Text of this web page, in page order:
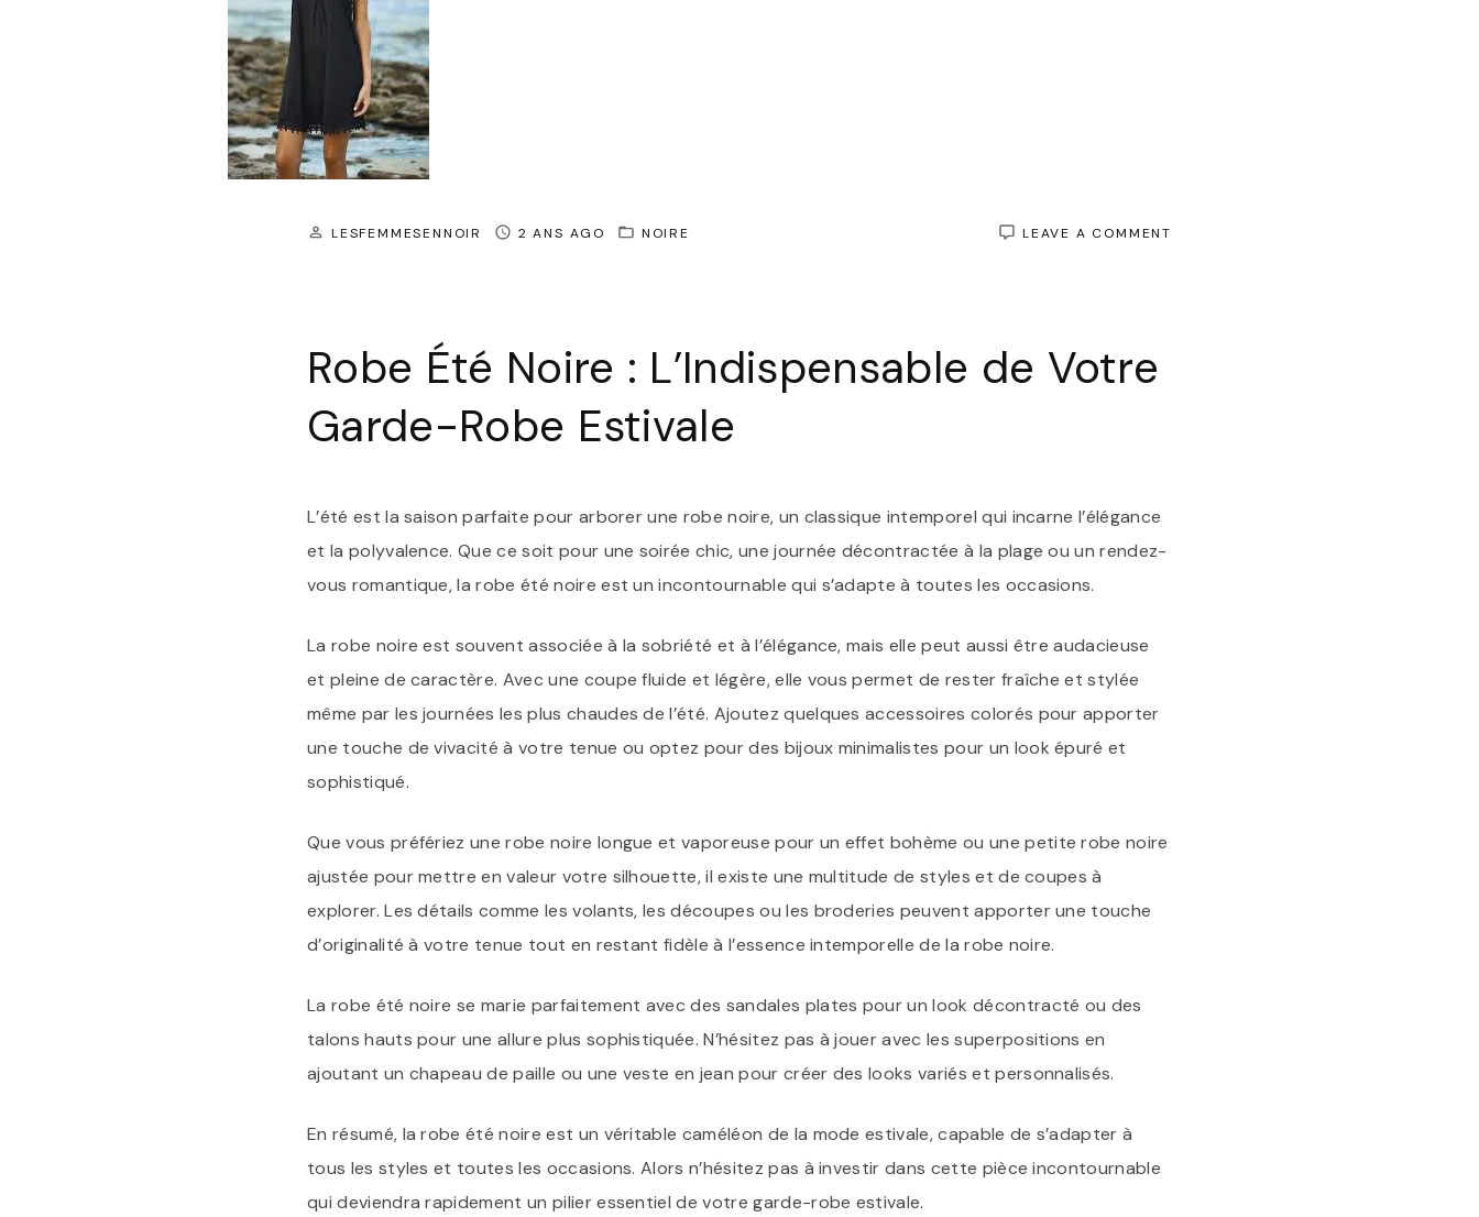
LESFEMMESENNOIR 2 ANS AGO NOIRE LEAVE A COMMENT
Robe Été Noire : L’Indispensable de Votre
Garde-Robe Estivale
L’été est la saison parfaite pour arborer une robe noire, un classique intemporel qui incarne l’élégance
et la polyvalence. Que ce soit pour une soirée chic, une journée décontractée à la plage ou un rendez-
vous romantique, la robe été noire est un incontournable qui s’adapte à toutes les occasions.
La robe noire est souvent associée à la sobriété et à l’élégance, mais elle peut aussi être audacieuse
et pleine de caractère. Avec une coupe fluide et légère, elle vous permet de rester fraîche et stylée
même par les journées les plus chaudes de l’été. Ajoutez quelques accessoires colorés pour apporter
une touche de vivacité à votre tenue ou optez pour des bijoux minimalistes pour un look épuré et
sophistiqué.
Que vous préfériez une robe noire longue et vaporeuse pour un effet bohème ou une petite robe noire
ajustée pour mettre en valeur votre silhouette, il existe une multitude de styles et de coupes à
explorer. Les détails comme les volants, les découpes ou les broderies peuvent apporter une touche
d’originalité à votre tenue tout en restant fidèle à l’essence intemporelle de la robe noire.
La robe été noire se marie parfaitement avec des sandales plates pour un look décontracté ou des
talons hauts pour une allure plus sophistiquée. N’hésitez pas à jouer avec les superpositions en
ajoutant un chapeau de paille ou une veste en jean pour créer des looks variés et personnalisés.
En résumé, la robe été noire est un véritable caméléon de la mode estivale, capable de s’adapter à
tous les styles et toutes les occasions. Alors n’hésitez pas à investir dans cette pièce incontournable
qui deviendra rapidement un pilier essentiel de votre garde-robe estivale.